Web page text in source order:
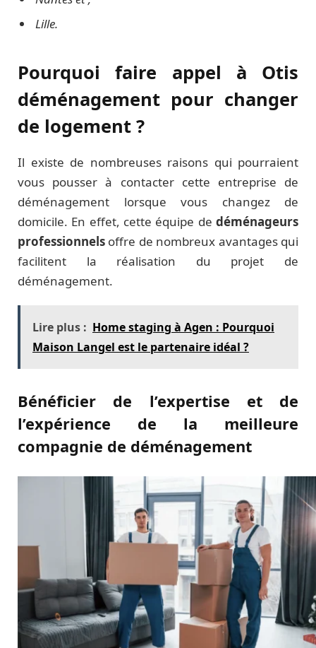
Lille.
Pourquoi faire appel à Otis
déménagement pour changer
de logement ?
Il existe de nombreuses raisons qui pourraient
vous pousser à contacter cette entreprise de
déménagement lorsque vous changez de
domicile. En effet, cette équipe de déménageurs
professionnels offre de nombreux avantages qui
facilitent la réalisation du projet de
déménagement.
Lire plus : Home staging à Agen : Pourquoi
Maison Langel est le partenaire idéal ?
Bénéficier de l’expertise et de
l’expérience de la meilleure
compagnie de déménagement